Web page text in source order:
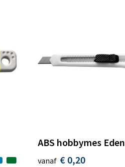
ABS hobbymes Eden
vanaf € 0,20